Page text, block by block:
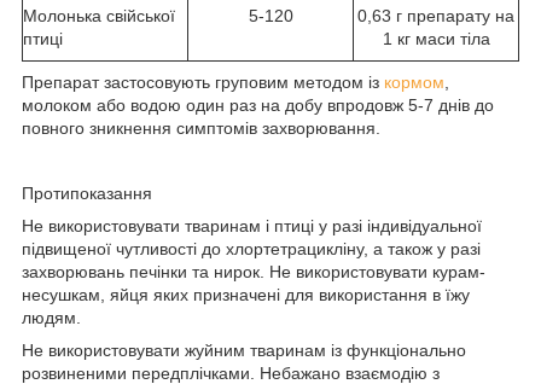
Молонька свійської
птиці
5-120
0,63 г препарату на
1 кг маси тіла
Препарат застосовують груповим методом із кормом
молоком або водою один раз на добу впродовж 5-7 днів до
повного зникнення симптомів захворювання.
Протипоказання
Не використовувати тваринам і птиці у разі індивідуальної
підвищеної чутливості до хлортетрацикліну, а також у разі
захворювань печінки та нирок. Не використовувати курам-
несушкам, яйця яких призначені для використання в їжу
людям.
Не використовувати жуйним тваринам із функціонально
розвиненими передплічками. Небажано взаємодію з